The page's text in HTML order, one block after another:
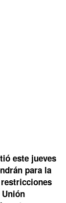
este jueves
para la